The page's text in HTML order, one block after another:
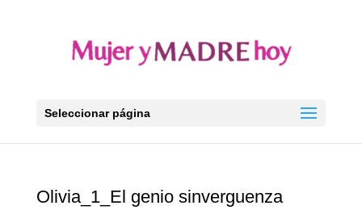
Seleccionar página
Olivia_1_El genio sinverguenza